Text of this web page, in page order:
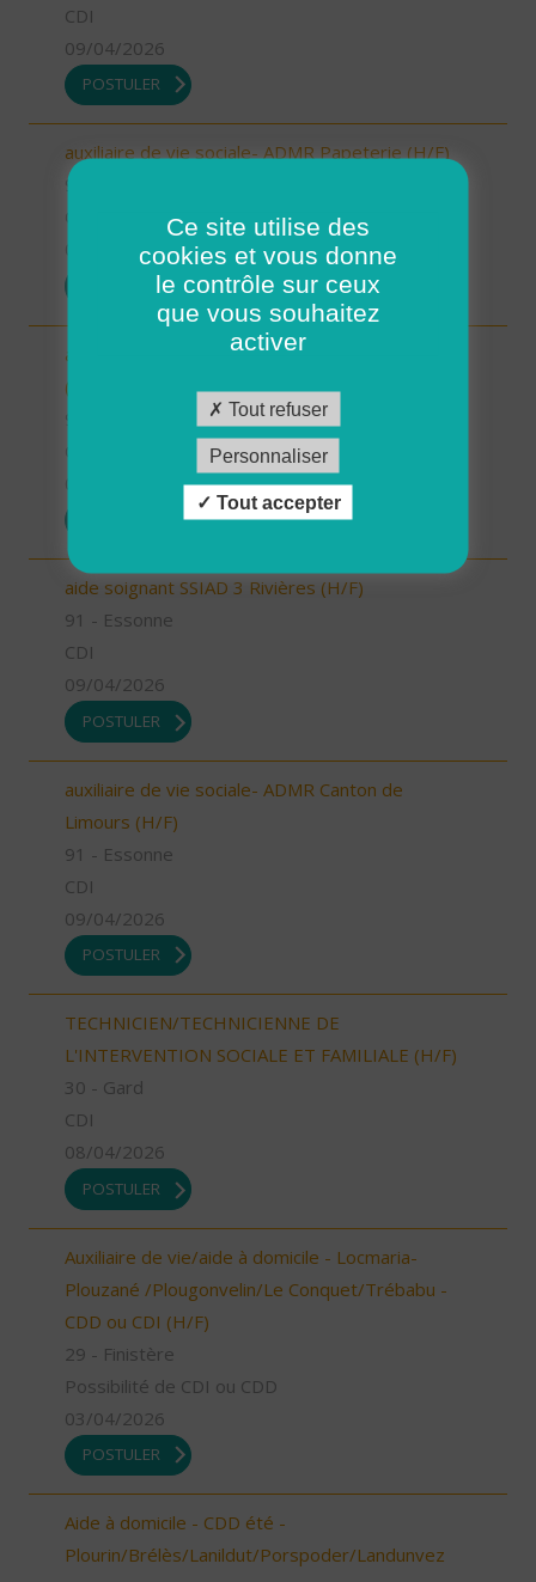
CDI
09/04/2026
POSTULER
auxiliaire de vie sociale- ADMR Papeterie (H/F)
91 - Essonne
09/04/2026
auxiliaire de vie sociale- ADMR Hauts d'Essonne
(H/F)
aide soignant SSIAD 3 Rivières (H/F)
91 - Essonne
CDI
09/04/2026
POSTULER
auxiliaire de vie sociale- ADMR Canton de
Limours (H/F)
91 - Essonne
CDI
09/04/2026
POSTULER
TECHNICIEN/TECHNICIENNE DE
L'INTERVENTION SOCIALE ET FAMILIALE (H/F)
30 - Gard
CDI
08/04/2026
POSTULER
Auxiliaire de vie/aide à domicile - Locmaria-
Plouzané /Plougonvelin/Le Conquet/Trébabu -
CDD ou CDI (H/F)
29 - Finistère
Possibilité de CDI ou CDD
03/04/2026
POSTULER
Aide à domicile - CDD été -
Plourin/Brélès/Lanildut/Porspoder/Landunvez
Ce site utilise des
cookies et vous donne
le contrôle sur ceux
que vous souhaitez
activer
Tout refuser
Personnaliser
Tout accepter